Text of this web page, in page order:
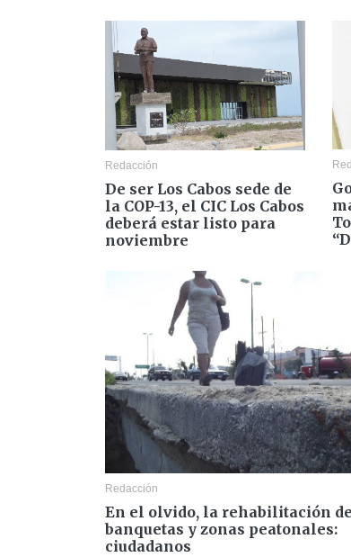
Redacción
De ser Los Cabos sede de
la COP-13, el CIC Los Cabos
deberá estar listo para
noviembre
Redacción
En el olvido, la rehabilitación de
banquetas y zonas peatonales:
ciudadanos